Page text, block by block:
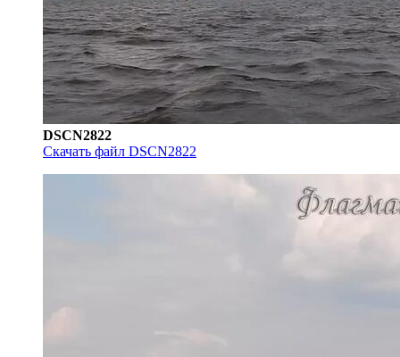
DSCN2822
Скачать файл DSCN2822